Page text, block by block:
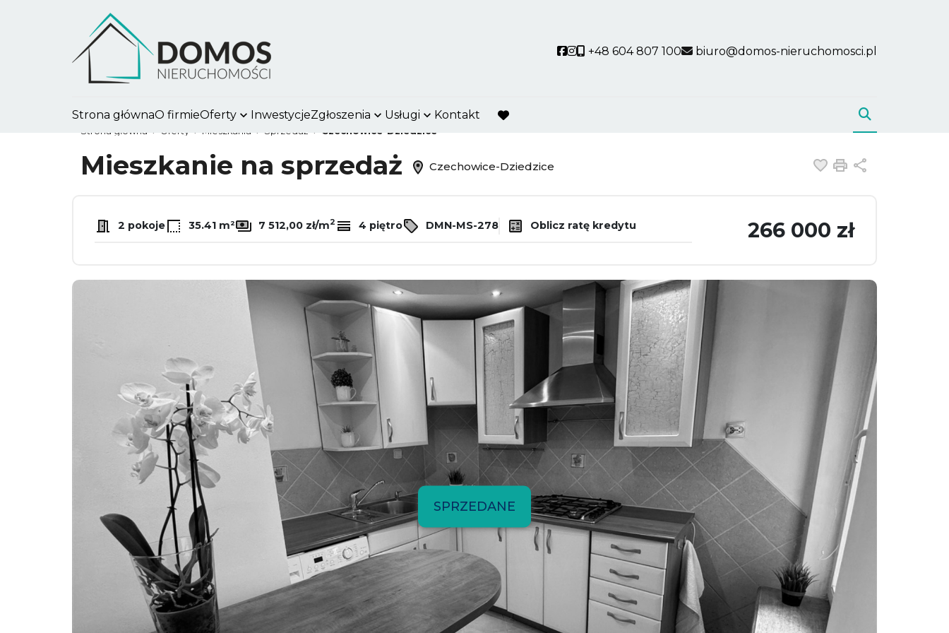
Social link
Social link
+48 604 807 100 biuro@domos-nieruchomosci.pl
Strona głównaO firmieOferty InwestycjeZgłoszenia Usługi Kontakt
favorite
Strona główna Oferty Mieszkania Sprzedaż Czechowice-Dziedzice
Mieszkanie na sprzedaż Czechowice-Dziedzice Dodaj do
Drukuj
2 pokoje 35.41 m² 7 512,00 zł/m2 4 piętro DMN-MS-278 Oblicz ratę kredytu 266 000 zł
SPRZEDANE